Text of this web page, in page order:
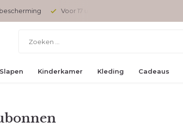
Voor 17 uur besteld, vandaag verzonden
Slapen Kinderkamer Kleding Cadeaus